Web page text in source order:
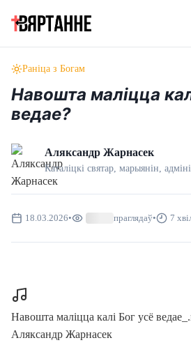
Раніца з Богам
Навошта маліцца
ведае?
Аляксандр Жарнасек
Каталіцкі святар, марыянін,
18.03.2026• праглядаў• 7
Навошта маліцца калі Бог усё
Аляксандр Жарнасек